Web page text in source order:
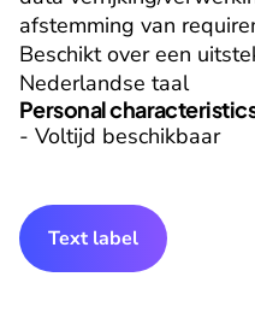
afstemming van
Beschikt over een
Nederlandse taal
Personal
- Voltijd beschikbaar
Text label